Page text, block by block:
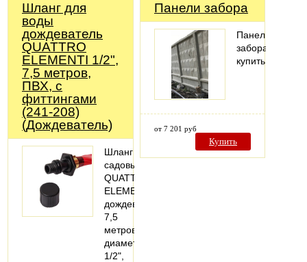
Шланг для
воды
дождеватель
QUATTRO
ELEMENTI 1/2",
7,5 метров,
ПВХ, с
фиттингами
(241-208)
(Дождеватель)
Шланг
садовый
QUATTRO
ELEMENTI
дождеватель
7,5
метров,
диаметр
1/2",
Панели забора
Панель
забора
купить
от 7 201 руб
Купить